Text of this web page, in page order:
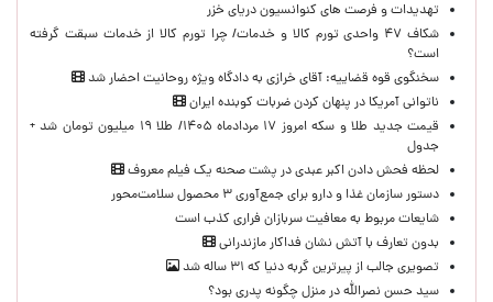
تهدیدات و فرصت های کنوانسیون دریای خزر
شکاف ۴۷ واحدی تورم کالا و خدمات/ چرا تورم کالا از خدمات سبقت گرفته
است؟
سخنگوی قوه قضاییه: آقای خرازی به دادگاه ویژه روحانیت احضار شد
ناتوانی آمریکا در پنهان کردن ضربات کوبنده ایران
قیمت جدید طلا و سکه امروز ۱۷ مردادماه ۱۴۰۵/ طلا ۱۹ میلیون تومان شد +
جدول
لحظه‌ فحش دادن اکبر عبدی در پشت صحنه یک فیلم معروف
دستور سازمان غذا و دارو برای جمع‌آوری ۳ محصول سلامت‌محور
شایعات مربوط به معافیت سربازان فراری کذب است
بدون تعارف با آتش نشان فداکار مازندرانی
تصویری جالب از پیرترین گربه دنیا که ۳۱ ساله شد
سید حسن نصرالله در منزل چگونه پدری بود؟